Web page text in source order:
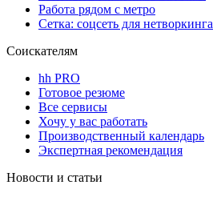
Работа рядом с метро
Сетка: соцсеть для нетворкинга
Соискателям
hh PRO
Готовое резюме
Все сервисы
Хочу у вас работать
Производственный календарь
Экспертная рекомендация
Новости и статьи